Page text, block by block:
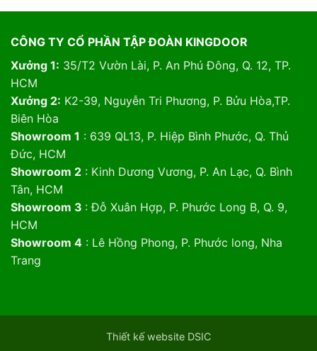
CÔNG TY CỔ PHẦN TẬP ĐOÀN KINGDOOR
Xưởng 1: 35/T2 Vườn Lài, P. An Phú Đông, Q. 12, TP.
HCM
Xưởng 2: K2-39, Nguyễn Tri Phương, P. Bửu Hòa,TP.
Biên Hòa
Showroom 1 : 639 QL13, P. Hiệp Bình Phước, Q. Thủ
Đức, HCM
Showroom 2: Kinh Dương Vương, P. An Lạc, Q. Bình
Tân, HCM
Showroom 3 : Đỗ Xuân Hợp, P. Phước Long B, Q. 9,
HCM
Showroom 4: Lê Hồng Phong, P. Phước long, Nha
Trang
Thiết kế website DSIC